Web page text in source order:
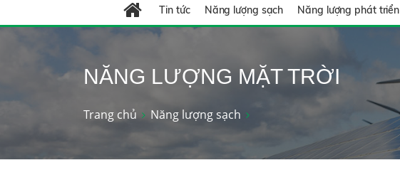
Tin tức Năng lượng sạch Năng lượng phát triển
NĂNG LƯỢNG MẶT TRỜI
Trang chủ Năng lượng sạch